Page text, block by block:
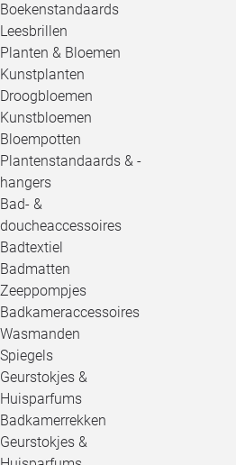
Boekenstandaards
Leesbrillen
Planten & Bloemen
Kunstplanten
Droogbloemen
Kunstbloemen
Bloempotten
Plantenstandaards & -
hangers
Bad- &
doucheaccessoires
Badtextiel
Badmatten
Zeeppompjes
Badkameraccessoires
Wasmanden
Spiegels
Geurstokjes &
Huisparfums
Badkamerrekken
Geurstokjes &